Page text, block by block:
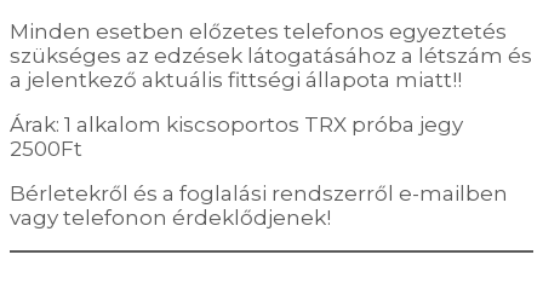
Minden esetben előzetes telefonos egyeztetés
szükséges az edzések látogatásához a létszám és
a jelentkező aktuális fittségi állapota miatt!!
Árak: ​1 alkalom kiscsoportos TRX próba jegy
2500Ft
Bérletekről és a foglalási rendszerről e-mailben
vagy telefonon érdeklődjenek!